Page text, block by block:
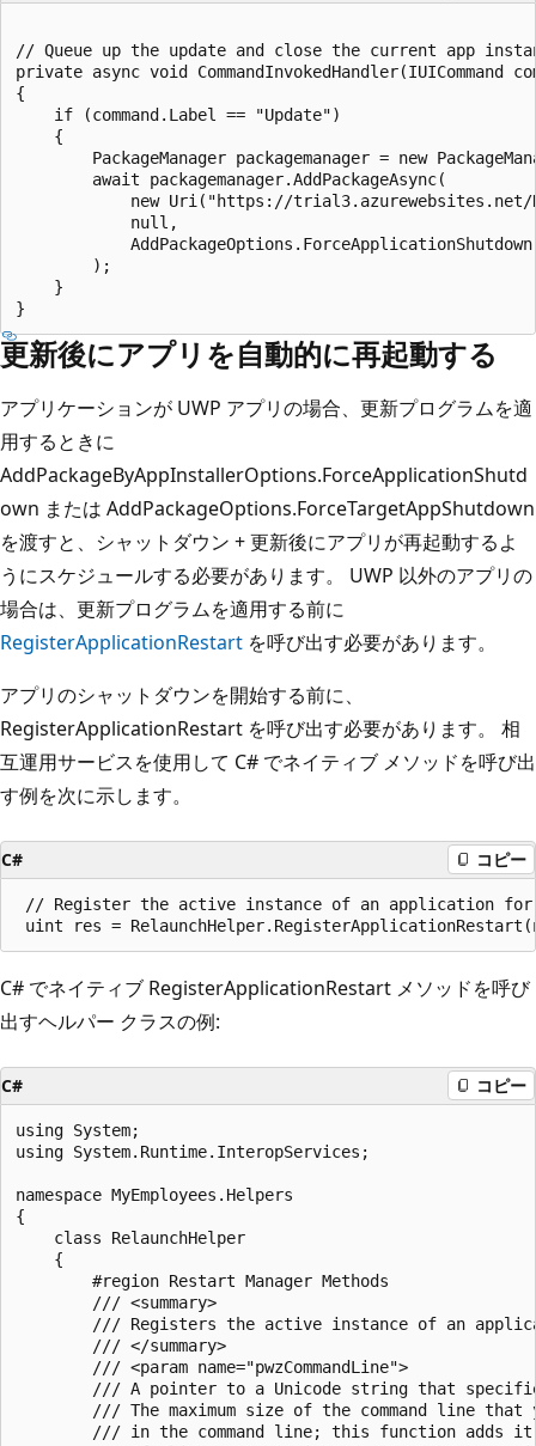
// Queue up the update and close the current app
private async void CommandInvokedHandler(IUICommand
{
    if (command.Label == "Update")
    {
PackageManager packagemanager = new
        await packagemanager.AddPackageAsync(
new Uri("https://
            null,
            AddPackageOptions.ForceApplicationShutdown
        );
    }
更新後にアプリを自動的に再起動する
アプリケーションが UWP アプリの場合、更新プログラムを適
用するときに
AddPackageByAppInstallerOptions.ForceApplicationShutd
own または AddPackageOptions.ForceTargetAppShutdown
を渡すと、シャットダウン + 更新後にアプリが再起動するよ
うにスケジュールする必要があります。 UWP 以外のアプリの
場合は、更新プログラムを適用する前に
RegisterApplicationRestart を呼び出す必要があります。
アプリのシャットダウンを開始する前に、
RegisterApplicationRestart を呼び出す必要があります。 相
互運用サービスを使用して C# でネイティブ メソッドを呼び出
す例を次に示します。
C# コピー
// Register the active instance of an application for
C# でネイティブ RegisterApplicationRestart メソッドを呼び
出すヘルパー クラスの例:
C# コピー
using System;
using System.Runtime.InteropServices;
namespace MyEmployees.Helpers
{
    class RelaunchHelper
    {
        #region Restart Manager Methods
        /// <summary>
/// Registers the active instance of an
        /// </summary>
        /// <param name="pwzCommandLine">
/// A pointer to a Unicode string that
/// The maximum size of the command line
/// in the command line; this function adds